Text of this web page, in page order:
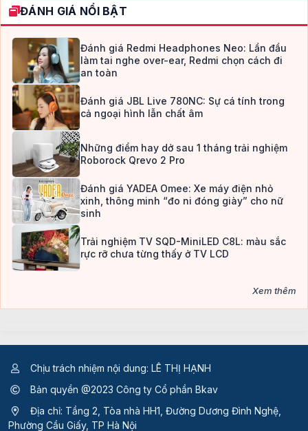
ĐÁNH GIÁ NỔI BẬT
Đánh giá Redmi Headphones Neo: Lần đầu
làm tai nghe over-ear, Redmi chọn cách đi
an toàn
Đánh giá JBL Live 780NC: Sự cá tính trong
cả ngoại hình lẫn chất âm
Những điểm hay dở sau 1 tháng trải nghiệm
Roborock Qrevo 2 Pro
Đánh giá YADEA Omee: Xe máy điện nhỏ
xinh, thông minh “đo ni đóng giày” cho nữ
sinh
Trải nghiệm TV SQD-MiniLED C8L: màu sắc
rực rỡ chưa từng thấy ở TV LCD
Xem thêm
Chịu trách nhiệm nội dung: LÊ THỊ HẠNH
Bản quyền @2023 Công ty Cổ phần Bkav
Địa chỉ: Tầng 2, Tòa nhà HH1, Đường Dương Đình Nghệ,
Phường Cầu Giấy, TP Hà Nội